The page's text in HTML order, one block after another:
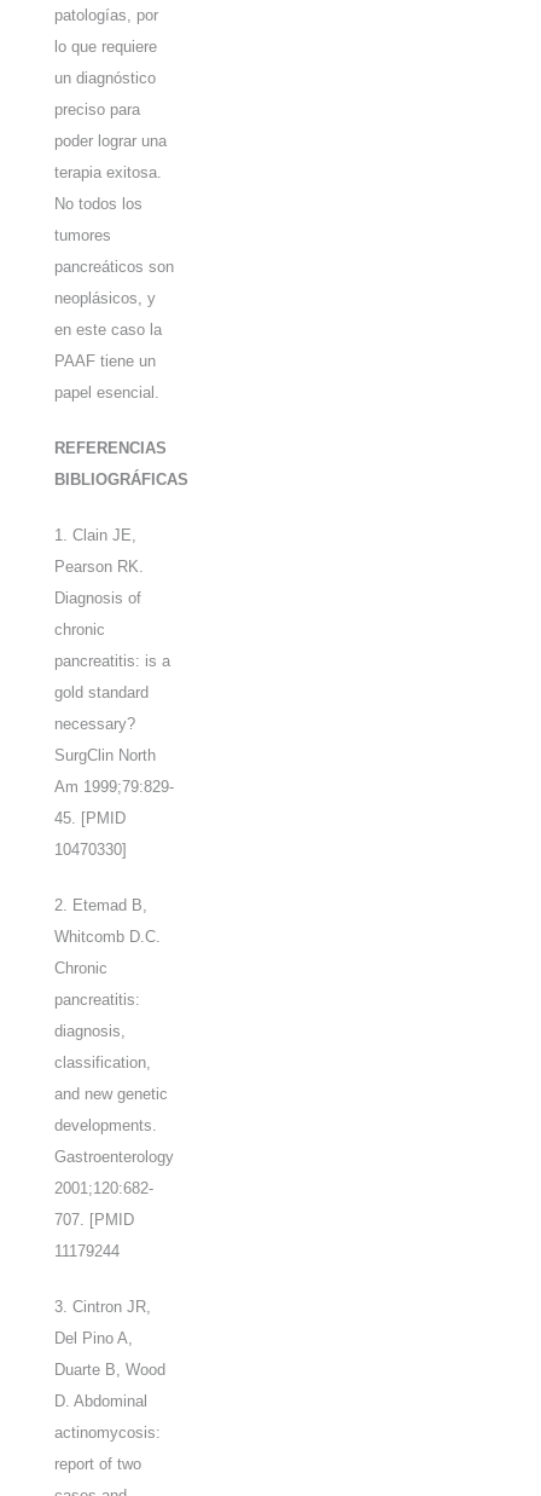
patologías, por
lo que requiere
un diagnóstico
preciso para
poder lograr una
terapia exitosa.
No todos los
tumores
pancreáticos son
neoplásicos, y
en este caso la
PAAF tiene un
papel esencial.
REFERENCIAS
BIBLIOGRÁFICAS
1. Clain JE,
Pearson RK.
Diagnosis of
chronic
pancreatitis: is a
gold standard
necessary?
SurgClin North
Am 1999;79:829-
45. [PMID
10470330]
2. Etemad B,
Whitcomb D.C.
Chronic
pancreatitis:
diagnosis,
classification,
and new genetic
developments.
Gastroenterology
2001;120:682-
707. [PMID
11179244
3. Cintron JR,
Del Pino A,
Duarte B, Wood
D. Abdominal
actinomycosis:
report of two